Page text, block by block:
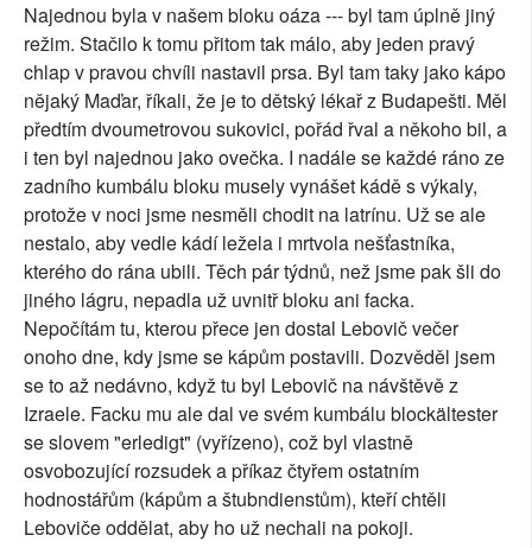
Najednou byla v našem bloku oáza --- byl tam úplně jiný
režim. Stačilo k tomu přitom tak málo, aby jeden pravý
chlap v pravou chvíli nastavil prsa. Byl tam taky jako kápo
nějaký Maďar, říkali, že je to dětský lékař z Budapešti. Měl
předtím dvoumetrovou sukovici, pořád řval a někoho bil, a
i ten byl najednou jako ovečka. I nadále se každé ráno ze
zadního kumbálu bloku musely vynášet kádě s výkaly,
protože v noci jsme nesměli chodit na latrínu. Už se ale
nestalo, aby vedle kádí ležela i mrtvola nešťastníka,
kterého do rána ubili. Těch pár týdnů, než jsme pak šli do
jiného lágru, nepadla už uvnitř bloku ani facka.
Nepočítám tu, kterou přece jen dostal Lebovič večer
onoho dne, kdy jsme se kápům postavili. Dozvěděl jsem
se to až nedávno, když tu byl Lebovič na návštěvě z
Izraele. Facku mu ale dal ve svém kumbálu blockältester
se slovem "erledigt" (vyřízeno), což byl vlastně
osvobozující rozsudek a příkaz čtyřem ostatním
hodnostářům (kápům a štubndienstům), kteří chtěli
Leboviče oddělat, aby ho už nechali na pokoji.